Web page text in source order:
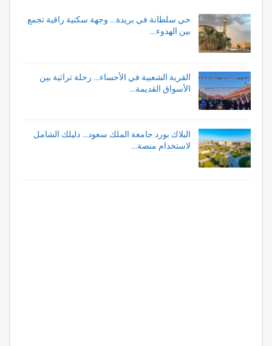
حي سلطانة في بريدة… وجهة سكنية راقية تجمع
بين الهدوء…
القرية الشعبية في الأحساء… رحلة تراثية بين
الأسواق القديمة…
البلاك بورد جامعة الملك سعود… دليلك الشامل
لاستخدام منصة…